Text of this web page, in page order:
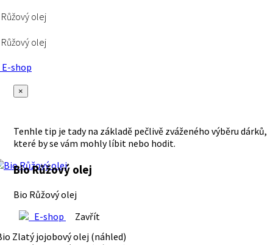
olej
olej
shop
×
Tenhle tip je tady na základě pečlivě zváženého výběru dárků,
které by se vám mohly líbit nebo hodit.
Bio Růžový olej
Bio Růžový olej
E-shop
Zavřít